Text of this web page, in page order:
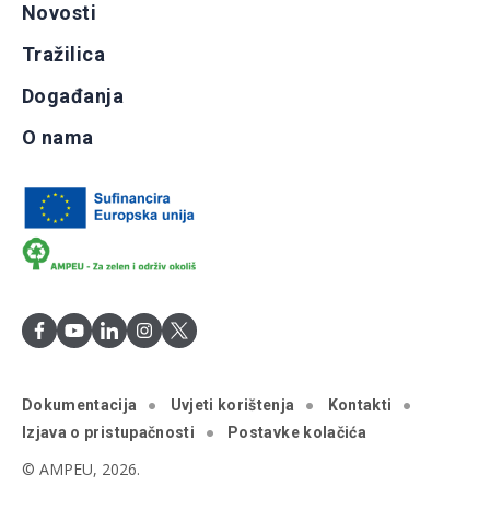
Novosti
Tražilica
Događanja
O nama
Dokumentacija Uvjeti korištenja
Kontakti
Izjava o pristupačnosti
Postavke kolačića
© AMPEU, 2026.